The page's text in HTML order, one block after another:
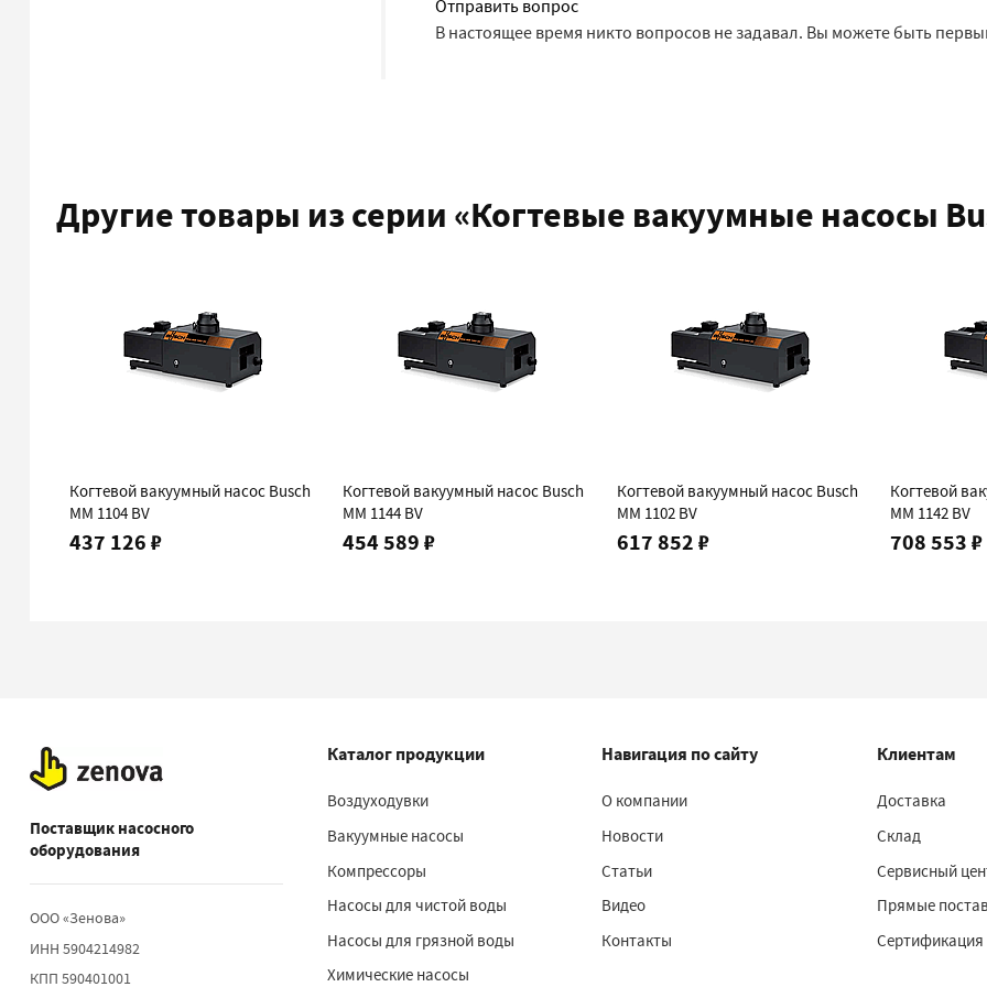
Отправить вопрос
В настоящее время никто вопросов не задавал. Вы можете быть
Другие товары из серии «Когтевые вакуумные насосы
Когтевой вакуумный насос Busch
MM 1104 BV
437 126 ₽
Когтевой вакуумный насос Busch
MM 1144 BV
454 589 ₽
Когтевой вакуумный насос Busch
MM 1102 BV
617 852 ₽
Когтевой
MM 1142 BV
708 553 ₽
Поставщик насосного
оборудования
ООО «Зенова»
ИНН 5904214982
КПП 590401001
Каталог продукции
Воздуходувки
Вакуумные насосы
Компрессоры
Насосы для чистой воды
Насосы для грязной воды
Химические насосы
Навигация по сайту
О компании
Новости
Статьи
Видео
Контакты
Клиентам
Доставка
Склад
Сервисный
Прямые
Сертификация